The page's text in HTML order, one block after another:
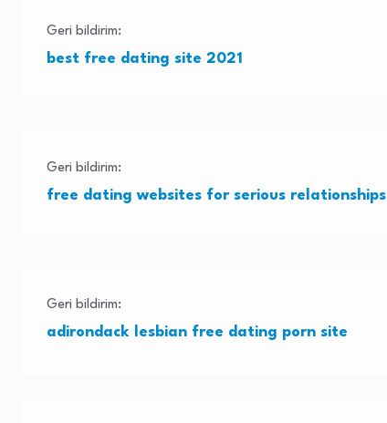
Geri bildirim:
best free dating site 2021
Geri bildirim:
free dating websites for serious relationships
Geri bildirim:
adirondack lesbian free dating porn site